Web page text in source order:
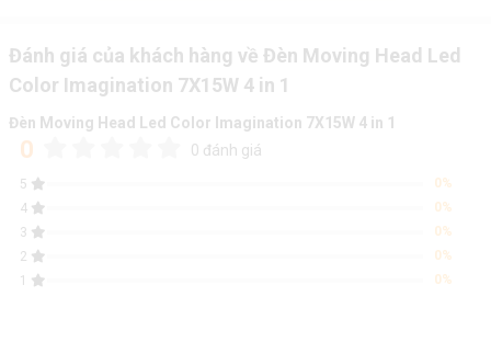
Đánh giá của khách hàng về Đèn Moving Head Led
Color Imagination 7X15W 4 in 1
Đèn Moving Head Led Color Imagination 7X15W 4 in 1
0 0 đánh giá
5
0%
4
0%
3
0%
2
0%
1
0%